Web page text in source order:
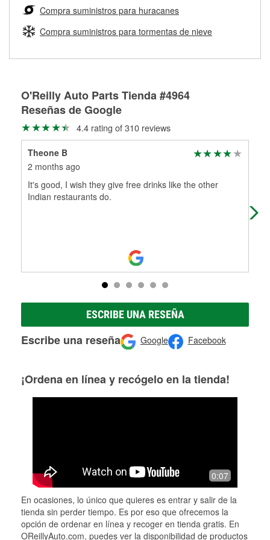
Más información sobre el Programa de Préstamo de
Herramientas de O'Reilly
medirán tus tambores o discos para determinar si pueden
ser rectificados con seguridad. Si tus tambores o discos no
pueden ser reutilizados, podemos ayudarte a encontrar las
partes de reemplazo correctas para tu reparación.
Rectificación de tambores y discos de freno
Compra suministros para huracanes
Compra suministros para tormentas de nieve
O'Reilly Auto Parts Tienda #4964
Reseñas de Google
4.4 rating of 310 reviews
Theone B
2 months ago
It's good, I wish they give free drinks like the other
Indian restaurants do.
ESCRIBE UNA RESEÑA
Escribe una reseña Google Facebook
¡Ordena en línea y recógelo en la tienda!
0:07
En ocasiones, lo único que quieres es entrar y salir de la
tienda sin perder tiempo. Es por eso que ofrecemos la
opción de ordenar en línea y recoger en tienda gratis. En
OReillyAuto.com, puedes ver la disponibilidad de productos